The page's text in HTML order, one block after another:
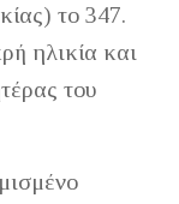
το 347.
ηλικία και
του